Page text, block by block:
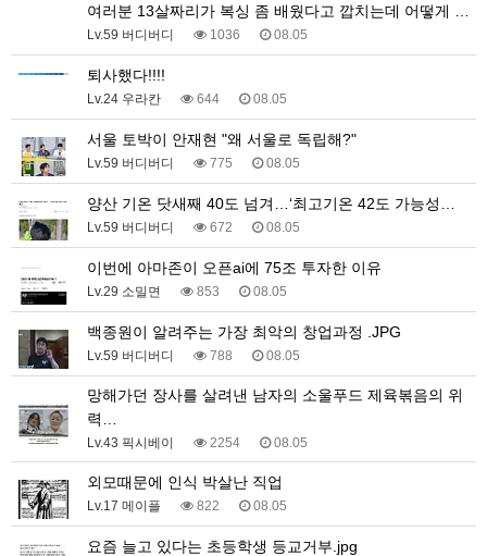
여러분 13살짜리가 복싱 좀 배웠다고 깝치는데 어떻게 …
Lv.59 버디버디 1036 08.05
퇴사했다!!!!
Lv.24 우라칸 644 08.05
서울 토박이 안재현 "왜 서울로 독립해?"
Lv.59 버디버디 775 08.05
양산 기온 닷새째 40도 넘겨…‘최고기온 42도 가능성…
Lv.59 버디버디 672 08.05
이번에 아마존이 오픈ai에 75조 투자한 이유
Lv.29 소밀면 853 08.05
백종원이 알려주는 가장 최악의 창업과정 .JPG
Lv.59 버디버디 788 08.05
망해가던 장사를 살려낸 남자의 소울푸드 제육볶음의 위
력…
Lv.43 픽시베이 2254 08.05
외모때문에 인식 박살난 직업
Lv.17 메이플 822 08.05
요즘 늘고 있다는 초등학생 등교거부.jpg